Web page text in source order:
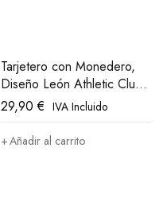
Tarjetero con Monedero,
Diseño León Athletic Club
Bilbao
29,90€ IVA Incluido
Añadir al carrito